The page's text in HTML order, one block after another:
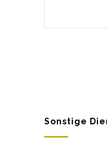
Sonstige